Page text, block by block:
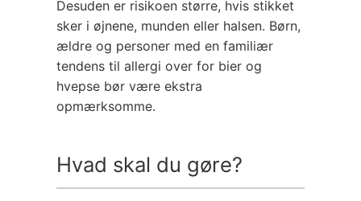
Desuden er risikoen større, hvis stikket
sker i øjnene, munden eller halsen. Børn,
ældre og personer med en familiær
tendens til allergi over for bier og
hvepse bør være ekstra
opmærksomme.
Hvad skal du gøre?